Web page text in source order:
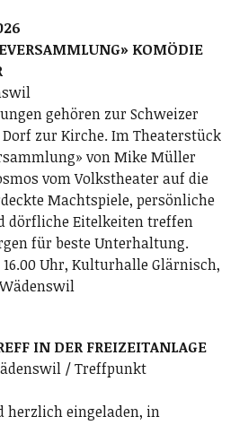
KOMÖDIE
gehören zur Schweizer
zur Kirche. Im Theaterstück
von Mike Müller
vom Volkstheater auf die
Machtspiele, persönliche
dörfliche Eitelkeiten treffen
für beste Unterhaltung.
Uhr, Kulturhalle Glärnisch,
IN DER FREIZEITANLAGE
/ Treffpunkt
herzlich eingeladen, in